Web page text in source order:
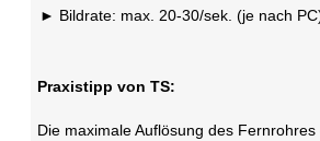
Bildrate: max. 20-30/sek. (je nach
Praxistipp von TS:
Die maximale Auflösung des